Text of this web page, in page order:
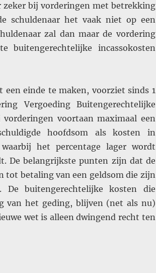
bij vorderingen met betrekking
schuldenaar het vaak niet op een
zal dan maar de vordering
buitengerechtelijke incassokosten
einde te maken, voorziet sinds 1
Vergoeding Buitengerechtelijke
voortaan maximaal een
hoofdsom als kosten in
het percentage lager wordt
De belangrijkste punten zijn dat de
tot betaling van een geldsom die zijn
De buitengerechtelijke kosten die
van het geding, blijven (net als nu)
wet is alleen dwingend recht ten